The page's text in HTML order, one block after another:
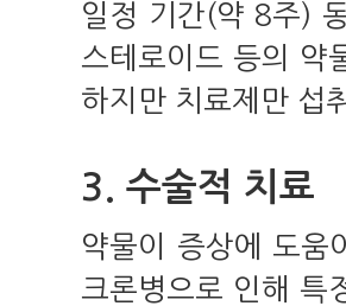
일정 기간(약 8주)
스테로이드 등의 약
하지만 치료제만 섭
3. 수술적 치료
약물이 증상에 도움
크론병으로 인해 특